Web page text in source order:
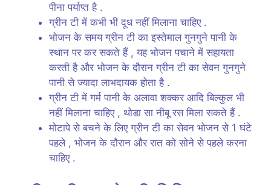
पीना पर्याप्त है .
ग्रीन टी में कभी भी दूध नहीं मिलाना चाहिए .
भोजन के समय ग्रीन टी का इस्तेमाल गुनगुने पानी के
स्थान पर कर सकते हैं , यह भोजन पचाने में सहायता
करती है और भोजन के दौरान ग्रीन टी का सेवन गुनगुने
पानी से ज्यादा लाभदायक होता है .
ग्रीन टी में गर्म पानी के अलावा शक्कर आदि बिल्कुल भी
नहीं मिलाना चाहिए , थोडा सा नीबू रस मिला सकते हैं .
मोटापे से बचने के लिए ग्रीन टी का सेवन भोजन से 1 घंटे
पहले , भोजन के दौरान और रात को सोने से पहले करना
चाहिए .